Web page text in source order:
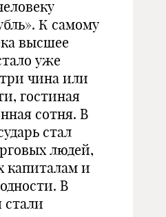
К самому
высшее
уже
чина или
гостиная
сотня. В
стал
людей,
капиталам и
В
стали